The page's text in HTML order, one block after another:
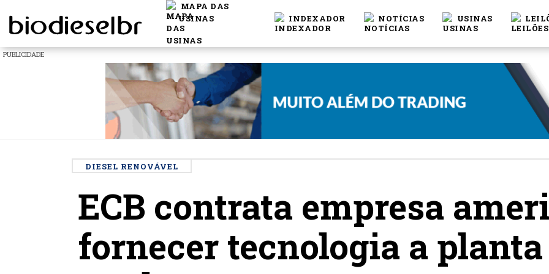
MAPA DAS
USINAS
INDEXADOR NOTÍCIAS USINAS
PUBLICIDADE
DIESEL RENOVÁVEL
ECB contrata empresa
fornecer tecnologia a